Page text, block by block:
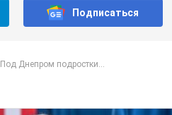
Подписаться
Под Днепром подростки...